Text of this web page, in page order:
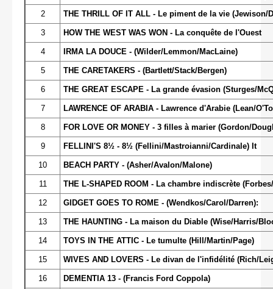
2 THE THRILL OF IT ALL - Le piment de la vie (Jewison/
3 HOW THE WEST WAS WON - La conquête de l'Ouest
4 IRMA LA DOUCE - (Wilder/Lemmon/MacLaine)
5 THE CARETAKERS - (Bartlett/Stack/Bergen)
6 THE GREAT ESCAPE - La grande évasion (Sturges/
7 LAWRENCE OF ARABIA - Lawrence d'Arabie (Lean/
8 FOR LOVE OR MONEY - 3 filles à marier (Gordon/
9 FELLINI'S 8½ - 8½ (Fellini/Mastroianni/Cardinale) It
10 BEACH PARTY - (Asher/Avalon/Malone)
11 THE L-SHAPED ROOM - La chambre indiscrète
12 GIDGET GOES TO ROME - (Wendkos/Carol/Darren):
13 THE HAUNTING - La maison du Diable (Wise/Harris/
14 TOYS IN THE ATTIC - Le tumulte (Hill/Martin/Page)
15 WIVES AND LOVERS - Le divan de l'infidélité (Rich/
16 DEMENTIA 13 - (Francis Ford Coppola)